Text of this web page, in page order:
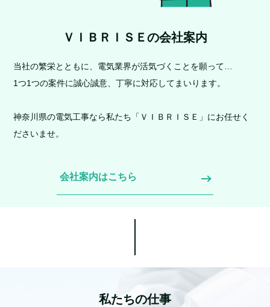
ＶＩＢＲＩＳＥの会社案内
当社の繁栄とともに、電気業界が活気づくことを願って…
1つ1つの案件に誠心誠意、丁寧に対応してまいります。
神奈川県の電気工事なら私たち「ＶＩＢＲＩＳＥ」にお任せく
ださいませ。
会社案内はこちら
私たちの仕事